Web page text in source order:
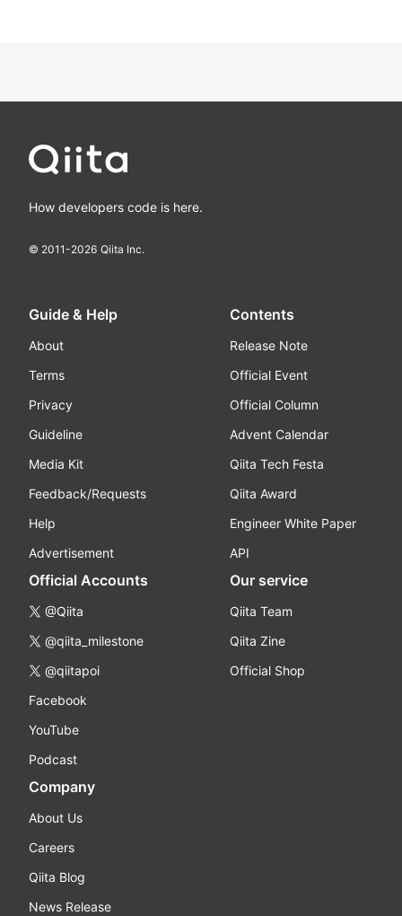
How developers code is here.
© 2011-2026 Qiita Inc.
Guide & Help
About
Terms
Privacy
Guideline
Media Kit
Feedback/Requests
Help
Advertisement
Contents
Release Note
Official Event
Official Column
Advent Calendar
Qiita Tech Festa
Qiita Award
Engineer White Paper
API
Official Accounts
@Qiita
@qiita_milestone
@qiitapoi
Facebook
YouTube
Podcast
Our service
Qiita Team
Qiita Zine
Official Shop
Company
About Us
Careers
Qiita Blog
News Release